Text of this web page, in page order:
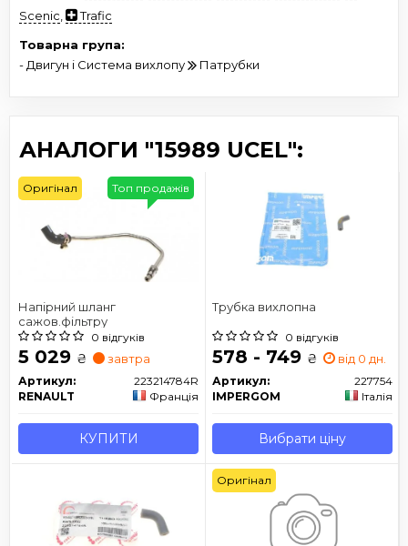
Scenic
Trafic
Товарна група:
- Двигун і Система вихлопу
Патрубки
АНАЛОГИ "15989 UCEL":
Напірний шланг
сажов.фільтру
0 відгуків
5 029 ₴ завтра
Артикул:
223214784R
RENAULT
Франція
КУПИТИ
Топ продажів
Оригінал
Трубка вихлопна
0 відгуків
578 - 749 ₴ від 0 дн.
Артикул:
227754
IMPERGOM
Італія
Вибрати ціну
Оригінал